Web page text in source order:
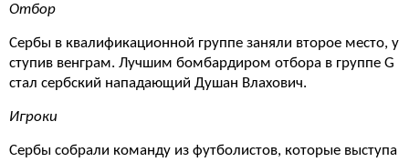
Отбор
Сербы в квалификационной группе заняли второе место, у
ступив венграм. Лучшим бомбардиром отбора в группе G
стал сербский нападающий Душан Влахович.
Игроки
Сербы собрали команду из футболистов, которые выступа